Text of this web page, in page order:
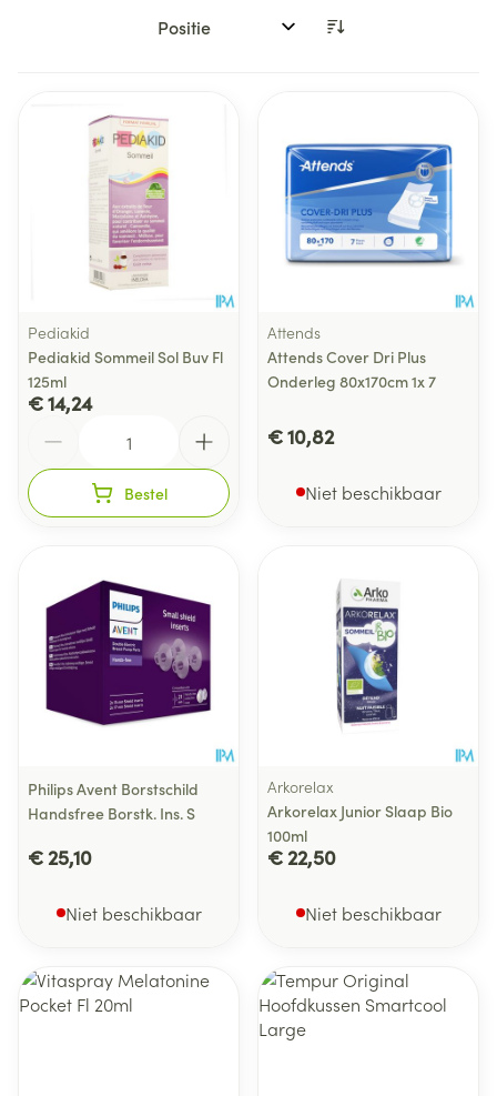
Sorteer op:
Pediakid
Pediakid Sommeil Sol Buv Fl
125ml
€ 14,24
Bestel
Attends
Attends Cover Dri Plus
Onderleg 80x170cm 1x 7
€ 10,82
Niet beschikbaar
Philips Avent Borstschild
Handsfree Borstk. Ins. S
€ 25,10
Niet beschikbaar
Arkorelax
Arkorelax Junior Slaap Bio
100ml
€ 22,50
Niet beschikbaar